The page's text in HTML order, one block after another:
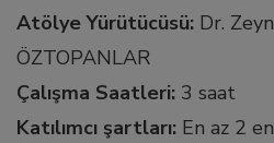
Atölye Yürütücüsü: Dr.
ÖZTOPANLAR
Çalışma Saatleri: 3 saat
Katılımcı şartları: En az 2